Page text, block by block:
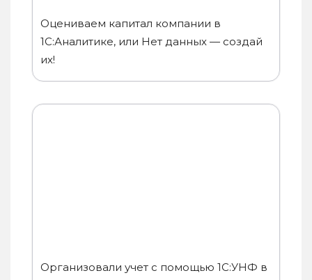
Оцениваем капитал компании в
1С:Аналитике, или Нет данных — создай
их!
Организовали учет с помощью 1С:УНФ в